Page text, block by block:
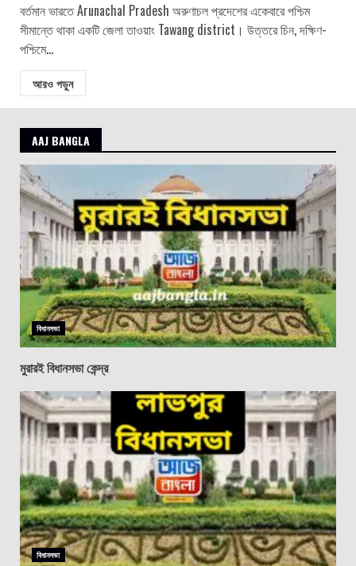
বর্তমান ভারতে Arunachal Pradesh অরুণাচল প্রদেশের একেবারে পশ্চিম
সীমান্তে থাকা একটি জেলা তাওয়াং Tawang district। উত্তরে চিন, দক্ষিণ-
পশ্চিমে...
আরও পড়ুন
AAJ BANGLA
বিধানসভা
মুরারই বিধানসভা কেন্দ্র
বিধানসভা